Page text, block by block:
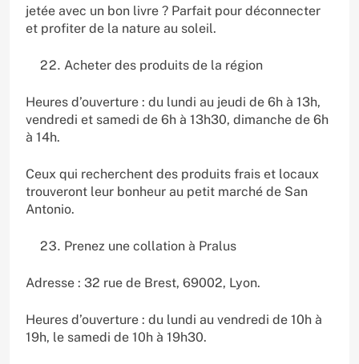
jetée avec un bon livre ? Parfait pour déconnecter
et profiter de la nature au soleil.
Acheter des produits de la région
Heures d’ouverture : du lundi au jeudi de 6h à 13h,
vendredi et samedi de 6h à 13h30, dimanche de 6h
à 14h.
Ceux qui recherchent des produits frais et locaux
trouveront leur bonheur au petit marché de San
Antonio.
Prenez une collation à Pralus
Adresse : 32 rue de Brest, 69002, Lyon.
Heures d’ouverture : du lundi au vendredi de 10h à
19h, le samedi de 10h à 19h30.